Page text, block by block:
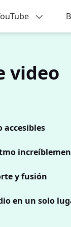
video
accesibles
y fusión
en un solo